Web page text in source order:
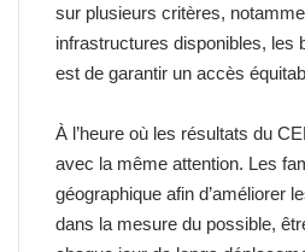
sur plusieurs critères,
infrastructures disponibles, les
est de garantir un accès
À l’heure où les résultats du
avec la même attention. Les
géographique afin d’améliorer
dans la mesure du possible,